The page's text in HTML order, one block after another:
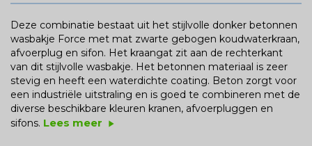
Deze combinatie bestaat uit het stijlvolle donker betonnen
wasbakje Force met mat zwarte gebogen koudwaterkraan,
afvoerplug en sifon. Het kraangat zit aan de rechterkant
van dit stijlvolle wasbakje. Het betonnen materiaal is zeer
stevig en heeft een waterdichte coating. Beton zorgt voor
een industriële uitstraling en is goed te combineren met de
diverse beschikbare kleuren kranen, afvoerpluggen en
sifons. Lees meer play_arrow